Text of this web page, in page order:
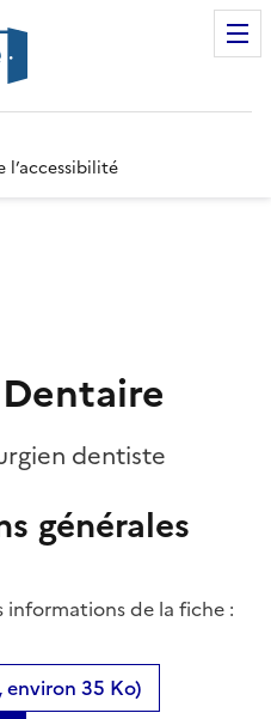
Twitter)
dentiste
générales
de la fiche :
environ 35 Ko)